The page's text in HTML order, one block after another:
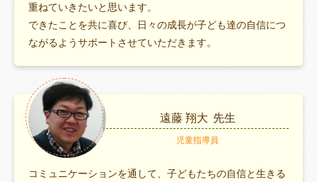
重ねていきたいと思います。
できたことを共に喜び、日々の成長が子ども達の自信につ
ながるようサポートさせていただきます。
遠藤 翔大 先生
児童指導員
コミュニケーションを通して、子どもたちの自信と生きる